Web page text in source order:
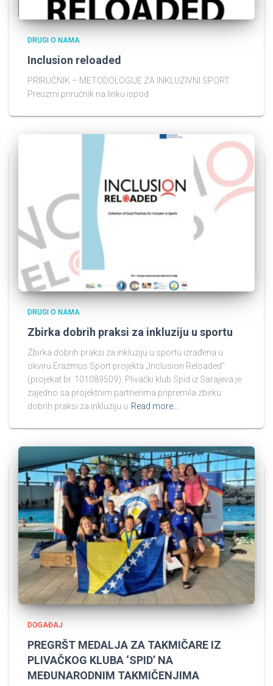
DRUGI O NAMA
Inclusion reloaded
PRIRUČNIK – METODOLOGIJE ZA INKLUZIVNI SPORT
Preuzmi priručnik na linku ispod
DRUGI O NAMA
Zbirka dobrih praksi za inkluziju u sportu
Zbirka dobrih praksi za inkluziju u sportu izrađena u
okviru Erazmus Sport projekta „Inclusion Reloaded“
(projekat br. 101089509). Plivački klub Spid iz Sarajeva je
zajedno sa projektnim partnerima pripremila zbirku
dobrih praksi za inkluziju u Read more…
DOGAĐAJ
PREGRŠT MEDALJA ZA TAKMIČARE IZ
PLIVAČKOG KLUBA ‘SPID’ NA
MEĐUNARODNIM TAKMIČENJIMA